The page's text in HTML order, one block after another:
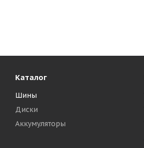
Каталог
Шины
Диски
Аккумуляторы